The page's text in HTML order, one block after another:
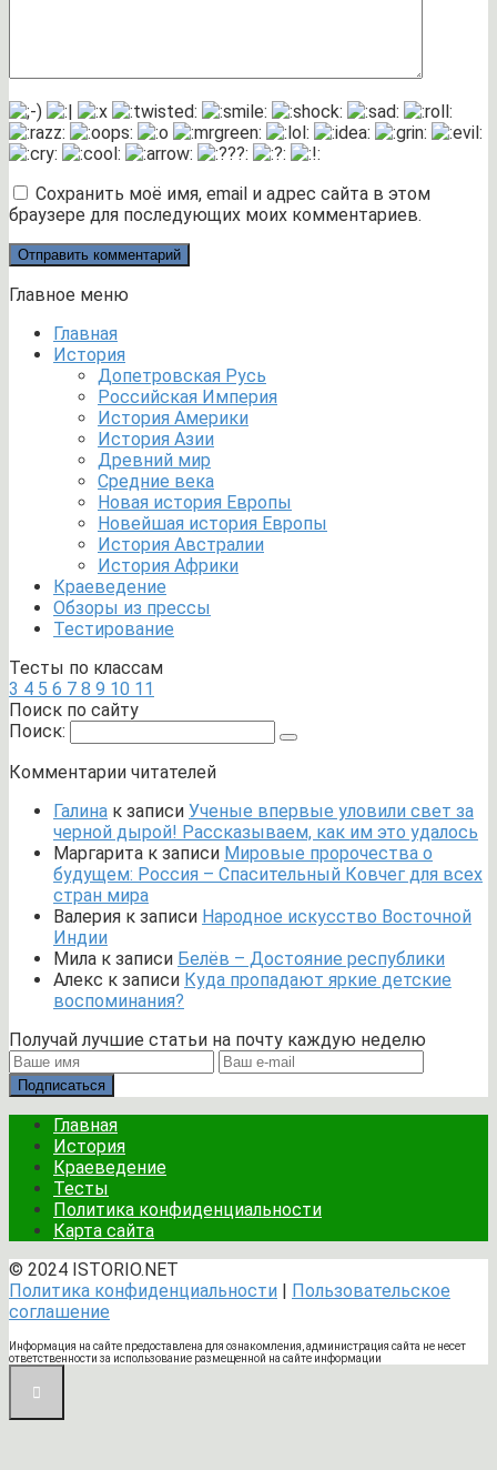
Сохранить моё имя, email и адрес сайта в этом
браузере для последующих моих комментариев.
Главное меню
Главная
История
Допетровская Русь
Российская Империя
История Америки
История Азии
Древний мир
Средние века
Новая история Европы
Новейшая история Европы
История Австралии
История Африки
Краеведение
Обзоры из прессы
Тестирование
Тесты по классам
3 4 5 6 7 8 9 10 11
Поиск по сайту
Поиск:
Комментарии читателей
Галина к записи Ученые впервые уловили свет за
черной дырой! Рассказываем, как им это удалось
Маргарита к записи Мировые пророчества о
будущем: Россия – Спасительный Ковчег для всех
стран мира
Валерия к записи Народное искусство Восточной
Индии
Мила к записи Белёв – Достояние республики
Алекс к записи Куда пропадают яркие детские
воспоминания?
Получай лучшие статьи на почту каждую неделю
Подписаться
Главная
История
Краеведение
Тесты
Политика конфиденциальности
Карта сайта
© 2024 ISTORIO.NET
Политика конфиденциальности | Пользовательское
соглашение
Информация на сайте предоставлена для ознакомления, администрация сайта не несет
ответственности за использование размещенной на сайте информации